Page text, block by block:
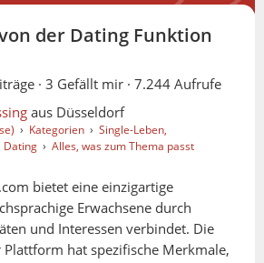
der Dating Funktion
· 3 Gefällt mir · 7.244 Aufrufe
aus Düsseldorf
› Kategorien › Single-Leben,
Dating › Alles, was zum Thema passt
bietet eine einzigartige
Erwachsene durch
und Interessen verbindet. Die
hat spezifische Merkmale,